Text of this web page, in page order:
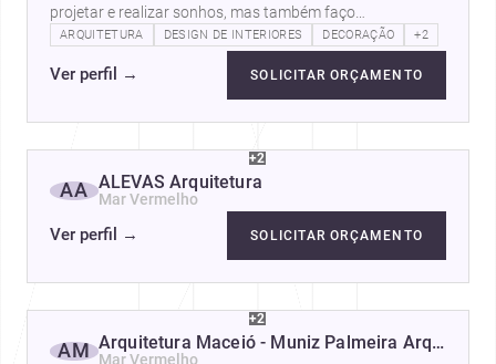
projetar e realizar sonhos, mas também faço
renderizações e transformo desenhos em…
ARQUITETURA DESIGN DE INTERIORES DECORAÇÃO +2
Ver perfil → SOLICITAR ORÇAMENTO
+2
AA ALEVAS Arquitetura
Mar Vermelho
Ver perfil → SOLICITAR ORÇAMENTO
+2
AM Arquitetura Maceió - Muniz Palmeira
Mar Vermelho